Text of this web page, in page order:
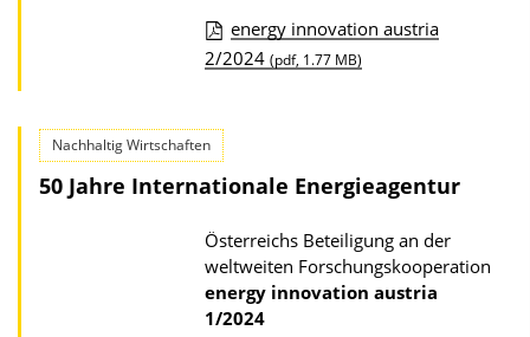
P
u
i
k
t
i
o
D
w
n
l
a
d
s
energy innovation austria
2/2024 (pdf, 1.77 MB)
Nachhaltig Wirtschaften
50 Jahre Internationale Energieagentur
Österreichs Beteiligung an der
weltweiten Forschungskooperation
energy innovation austria
1/2024